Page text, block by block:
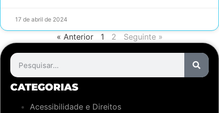
17 de abril de 2024
« Anterior 1 2 Seguinte »
CATEGORIAS
Acessibilidade e Direitos